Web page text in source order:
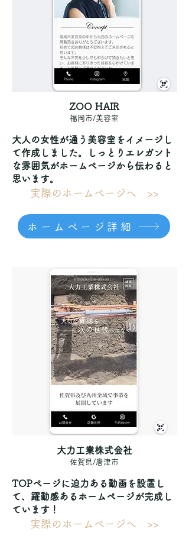
ZOO HAIR
福岡市/美容室
大人の女性が通う美容室をイメージし
て作成しました。しっとりエレガント
な雰囲気がホームページから伝わると
思います。
実際のホームページへ >>
ホームページ詳細
大力工業株式会社
佐賀県/唐津市
TOPページに迫力ある動画を設置し
て、躍動感あるホームページが完成し
ています！
実際のホームページへ >>